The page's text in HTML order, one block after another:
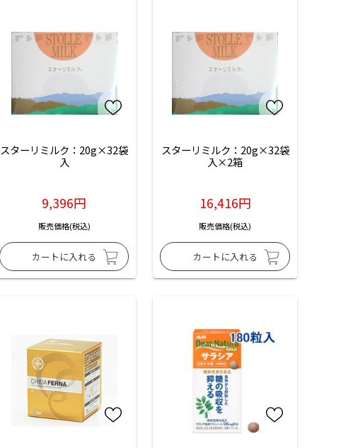
スターリミルク：20g×32袋
入
9,396円
販売価格(税込)
スターリミルク：20g×32袋
入×2箱
16,416円
販売価格(税込)